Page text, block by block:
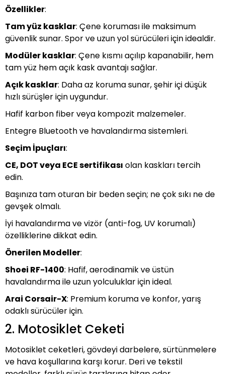
TWIN
Özellikler:
Tam yüz kasklar: Çene koruması ile maksimum
güvenlik sunar. Spor ve uzun yol sürücüleri için idealdir.
Modüler kasklar: Çene kısmı açılıp kapanabilir, hem
tam yüz hem açık kask avantajı sağlar.
Açık kasklar: Daha az koruma sunar, şehir içi düşük
hızlı sürüşler için uygundur.
Hafif karbon fiber veya kompozit malzemeler.
Entegre Bluetooth ve havalandırma sistemleri.
Seçim İpuçları:
CE, DOT veya ECE sertifikası olan kaskları tercih
edin.
Başınıza tam oturan bir beden seçin; ne çok sıkı ne de
gevşek olmalı.
İyi havalandırma ve vizör (anti-fog, UV korumalı)
özelliklerine dikkat edin.
Önerilen Modeller:
Shoei RF-1400: Hafif, aerodinamik ve üstün
havalandırma ile uzun yolculuklar için ideal.
Arai Corsair-X: Premium koruma ve konfor, yarış
odaklı sürücüler için.
2. Motosiklet Ceketi
Motosiklet ceketleri, gövdeyi darbelere, sürtünmelere
ve hava koşullarına karşı korur. Deri ve tekstil